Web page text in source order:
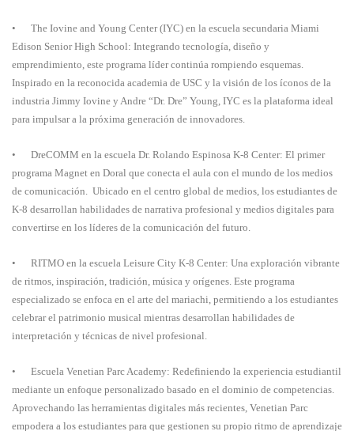
•
The Iovine and Young Center (IYC) en la escuela secundaria Miami
Edison Senior High School: Integrando tecnología, diseño y
emprendimiento, este programa líder continúa rompiendo esquemas.
Inspirado en la reconocida academia de USC y la visión de los íconos de la
industria Jimmy Iovine y Andre “Dr. Dre” Young, IYC es la plataforma ideal
para impulsar a la próxima generación de innovadores.
•
DreCOMM en la escuela Dr. Rolando Espinosa K-8 Center: El primer
programa Magnet en Doral que conecta el aula con el mundo de los medios
de comunicación. Ubicado en el centro global de medios, los estudiantes de
K-8 desarrollan habilidades de narrativa profesional y medios digitales para
convertirse en los líderes de la comunicación del futuro.
•
RITMO en la escuela Leisure City K-8 Center: Una exploración vibrante
de ritmos, inspiración, tradición, música y orígenes. Este programa
especializado se enfoca en el arte del mariachi, permitiendo a los estudiantes
celebrar el patrimonio musical mientras desarrollan habilidades de
interpretación y técnicas de nivel profesional.
•
Escuela Venetian Parc Academy: Redefiniendo la experiencia estudiantil
mediante un enfoque personalizado basado en el dominio de competencias.
Aprovechando las herramientas digitales más recientes, Venetian Parc
empodera a los estudiantes para que gestionen su propio ritmo de aprendizaje